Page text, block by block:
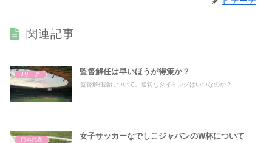
関連記事
Jリーグ 監督解任は早いほうが得策か？
監督解任論について。適切なタイミングはいつなのか？
日本代表 女子サッカーなでしこジャパンのW杯について